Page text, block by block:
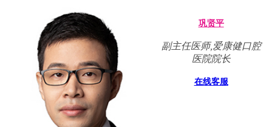
巩贤平
副主任医师,爱康健口腔
医院院长
在线客服